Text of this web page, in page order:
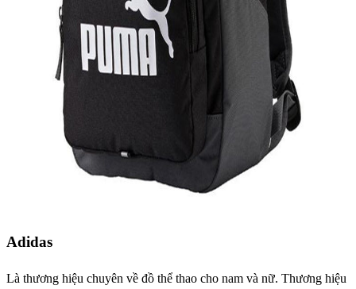
Adidas
Là thương hiệu chuyên về đồ thể thao cho nam và nữ. Thương hiệu